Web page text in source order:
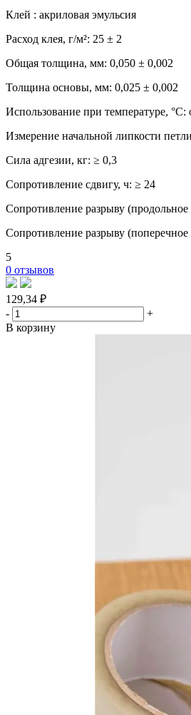
Клей : акриловая эмульсия
Расход клея, г/м²: 25 ± 2
Общая толщина, мм: 0,050 ± 0,002
Толщина основы, мм: 0,025 ± 0,002
Использование при температуре, °С:
Измерение начальной липкости
Сила адгезии, кг: ≥ 0,3
Сопротивление сдвигу, ч: ≥ 24
Сопротивление разрыву
Сопротивление разрыву
5
0 отзывов
129,34 ₽
-
+
В корзину